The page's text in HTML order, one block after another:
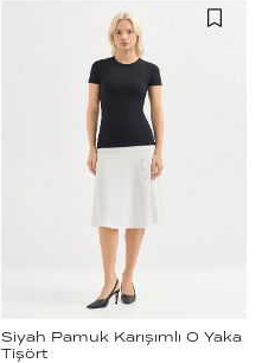
Siyah Pamuk Karışımlı O Yaka
Tişört